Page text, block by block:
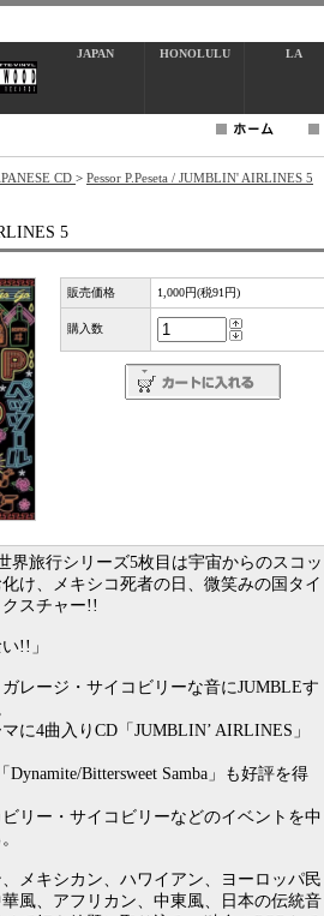
JAPAN HONOLULU LA
CD > Pessor P.Peseta / JUMBLIN' AIRLINES 5
5
販売価格 1,000円(税91円)
購入数
界旅行シリーズ5枚目は宇宙からのスコッ
け、メキシコ死者の日、微笑みの国タイ
スチャー!!
!!」
レージ・サイコビリーな音にJUMBLEす
に4曲入りCD「JUMBLIN’ AIRLINES」
Bittersweet Samba」も好評を得
リー・サイコビリーなどのイベントを中
メキシカン、ハワイアン、ヨーロッパ民
風、アフリカン、中東風、日本の伝統音